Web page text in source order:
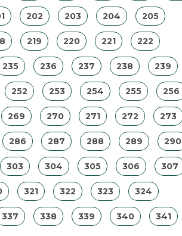
202 203 204 205
219 220 221 222
235 236 237 238 239
252 253 254 255 256
269 270 271 272 273
286 287 288 289 290
303 304 305 306 307
321 322 323 324
337 338 339 340 341